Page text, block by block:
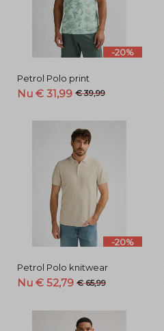
-20%
Petrol Polo print
Nu € 31,99 € 39,99
-20%
Petrol Polo knitwear
Nu € 52,79 € 65,99